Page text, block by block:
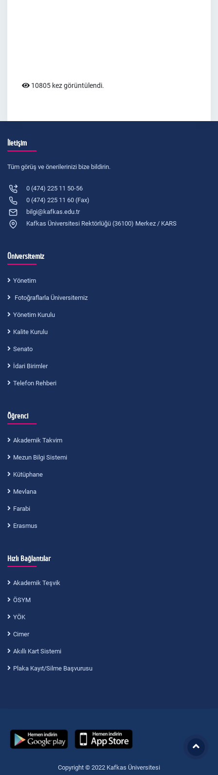
10805 kez görüntülendi.
İletişim
Tüm görüş ve önerilerinizi bize bildirin.
0 (474) 225 11 50-56
0 (474) 225 11 60 (Fax)
bilgi@kafkas.edu.tr
Kafkas Üniversitesi Rektörlüğü (36100) Merkez / KARS
Üniversitemiz
Yönetim
Fotoğraflarla Üniversitemiz
Yönetim Kurulu
Kalite Kurulu
Senato
İdari Birimler
Telefon Rehberi
Öğrenci
Akademik Takvim
Mezun Bilgi Sistemi
Kütüphane
Mevlana
Farabi
Erasmus
Hızlı Bağlantılar
Akademik Teşvik
ÖSYM
YÖK
Cimer
Akıllı Kart Sistemi
Plaka Kayıt/Silme Başvurusu
Copyright © 2022 Kafkas Üniversitesi